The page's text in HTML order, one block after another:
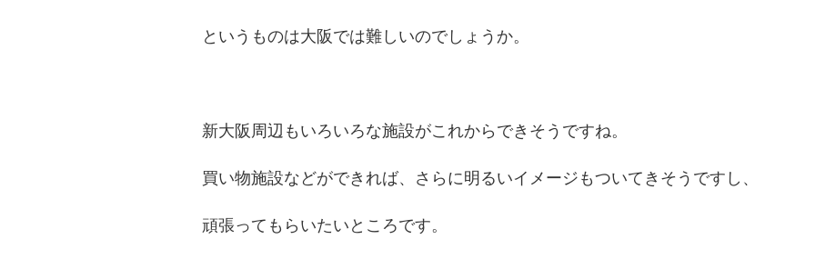
というものは大阪では難しいのでしょうか。
新大阪周辺もいろいろな施設がこれからできそうですね。
買い物施設などができれば、さらに明るいイメージもついてきそうですし、
頑張ってもらいたいところです。